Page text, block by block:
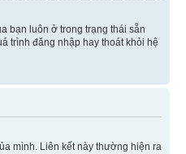
bạn luôn ở trong trạng thái sẵn
trình đăng nhập hay thoát khỏi hệ
mình. Liên kết này thường hiện ra